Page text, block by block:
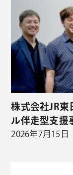
株式会社JR東
ル伴走型支援
2026年7月15日